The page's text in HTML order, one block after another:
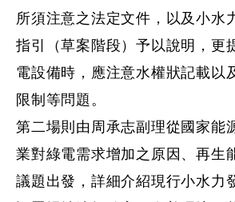
所須注意之法定文件，以及小水
指引（草案階段）予以說明，更
電設備時，應注意水權狀記載以
限制等問題。
第二場則由周承志副理從國家能
業對綠電需求增加之原因、再生
議題出發，詳細介紹現行小水力